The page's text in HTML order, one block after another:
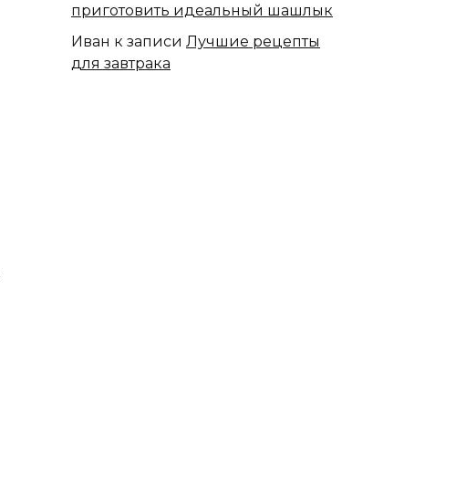
приготовить идеальный шашлык
Иван к записи Лучшие рецепты
для завтрака